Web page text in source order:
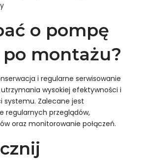
o pompę
po montażu?
i regularne serwisowanie
wysokiej efektywności i
systemu. Zalecane jest
regularnych przeglądów,
oraz monitorowanie połączeń.